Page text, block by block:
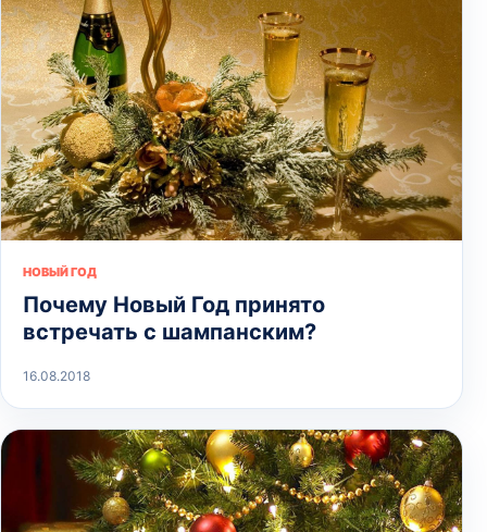
НОВЫЙ ГОД
Почему Новый Год принято
встречать с шампанским?
16.08.2018